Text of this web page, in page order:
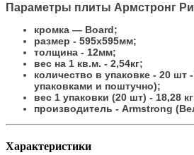
Параметры плиты Армстронг
кромка — Board;
размер - 595х595мм;
толщина - 12мм;
вес на 1 кв.м. - 2,54кг;
количество в упаковке - 20 шт
упаковками и поштучно);
вес 1 упаковки (20 шт) - 18,28
производитель - Armstrong
Характеристики